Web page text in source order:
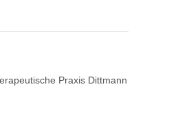
Praxis Dittmann